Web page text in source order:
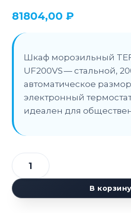
81804,00 ₽
Шкаф морозильный
UF200VS — стальной,
автоматическое
электронный
идеален для
Количество
товара
Шкаф
В корзину